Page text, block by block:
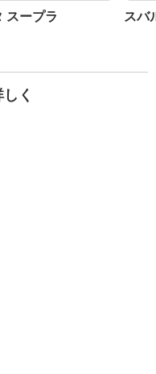
スープラ スバ
く